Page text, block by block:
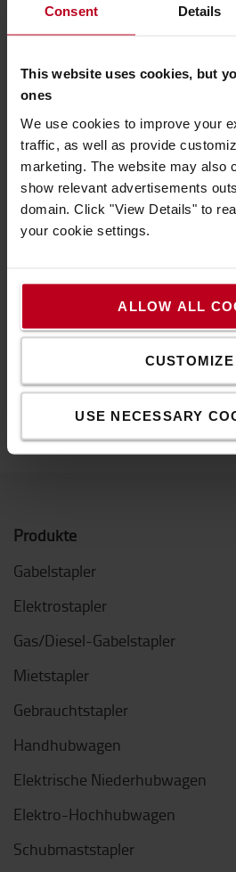
Consent Details
This website uses cookies, but
ones
We use cookies to improve your
traffic, as well as provide
marketing. The website may also
show relevant advertisements
domain. Click "View Details" to
your cookie settings.
ALLOW ALL
CUSTOMIZE
USE NECESSARY
Technische Eigenschaften
Material: Nitril
Innen: Puderfrei
Hand: Links & rechts
Farbe: Blau
Länge: 240 mm
Dicke: 0,07 mm
CE-class (MDD): Class 1
EN420,EN455, EN374-2 & EN374-3
Produkte
Gabelstapler
Elektrostapler
Gas/Diesel-Gabelstapler
Mietstapler
Gebrauchtstapler
Handhubwagen
Elektrische Niederhubwagen
Elektro-Hochhubwagen
Schubmaststapler